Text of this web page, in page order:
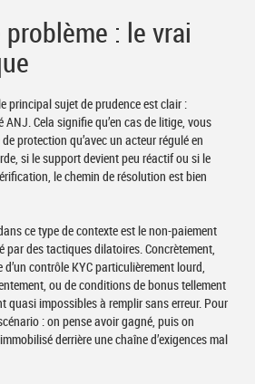
: le vrai
principal sujet de prudence est clair :
ANJ. Cela signifie qu’en cas de litige, vous
protection qu’avec un acteur régulé en
si le support devient peu réactif ou si le
le chemin de résolution est bien
ce type de contexte est le non-paiement
par des tactiques dilatoires. Concrètement,
contrôle KYC particulièrement lourd,
ou de conditions de bonus tellement
quasi impossibles à remplir sans erreur. Pour
: on pense avoir gagné, puis on
derrière une chaîne d’exigences mal